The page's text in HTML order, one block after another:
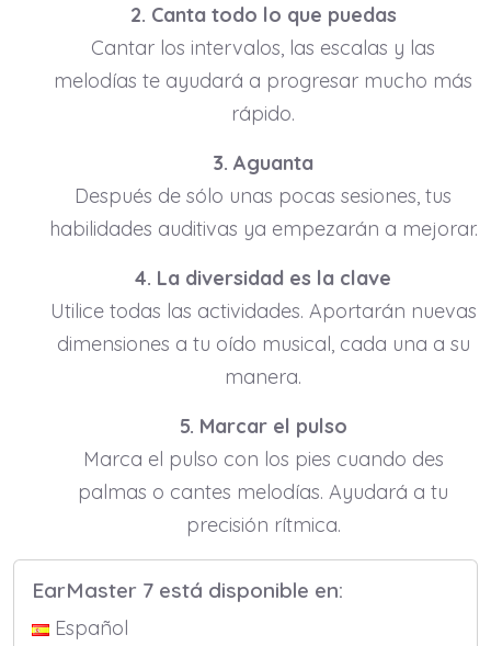
2. Canta todo lo que puedas
Cantar los intervalos, las escalas y las
melodías te ayudará a progresar mucho más
rápido.
3. Aguanta
Después de sólo unas pocas sesiones, tus
habilidades auditivas ya empezarán a mejorar.
4. La diversidad es la clave
Utilice todas las actividades. Aportarán nuevas
dimensiones a tu oído musical, cada una a su
manera.
5. Marcar el pulso
Marca el pulso con los pies cuando des
palmas o cantes melodías. Ayudará a tu
precisión rítmica.
EarMaster 7 está disponible en:
Español